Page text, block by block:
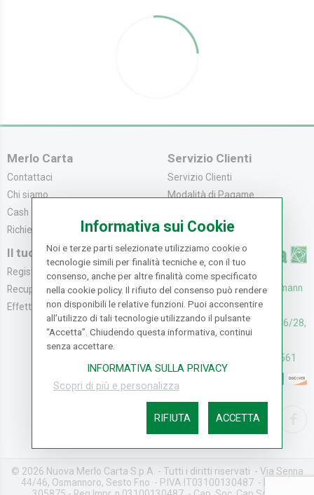
Merlo Carta
Contattaci
Chi siamo
Cash & Carry
Richiedi catalogo
Servizio Clienti
Servizio Clienti
Modalità di Pagame...
Resi e Recessi
Il tuo Account
Registrati
Recupera la Passwo...
Effettua un Reso
UFFICI: V. Senna 44/46, Osmann
oro Sesto F.no (FI)
CASH & CARRY: V. Senna 26/28,
Osmannoro Sesto F.no (FI)
Assistenza: (+39) 055374561
© 2026 Nuova Merlo Carta S.p.A. - Tutti i diritti riservati - Via Senna
44/46, Osmannoro, Sesto F.no - P.IVA IT03100130487 - REA FI-
Informativa sui Cookie
Noi e terze parti selezionate utilizziamo cookie o
tecnologie simili per finalità tecniche e, con il tuo
consenso, anche per altre finalità come specificato
nella cookie policy. Il rifiuto del consenso può rendere
non disponibili le relative funzioni. Puoi acconsentire
all’utilizzo di tali tecnologie utilizzando il pulsante
“Accetta”. Chiudendo questa informativa, continui
senza accettare.
INFORMATIVA SULLA PRIVACY
Scopri di più e personalizza
RIFIUTA ACCETTA